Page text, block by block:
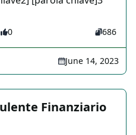
0 686
June 14, 2023
Finanziario